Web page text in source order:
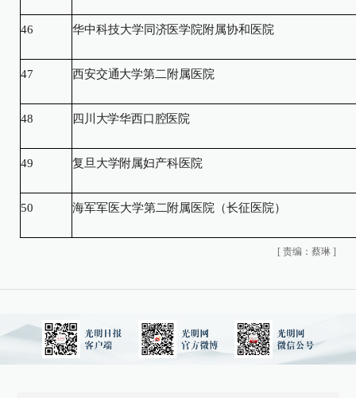
46 华中科技大学同济医学院附属协和医院
47 西安交通大学第二附属医院
48 四川大学华西口腔医院
49 复旦大学附属妇产科医院
50 海军军医大学第二附属医院（长征医院）
[ 责编：蔡琳 ]